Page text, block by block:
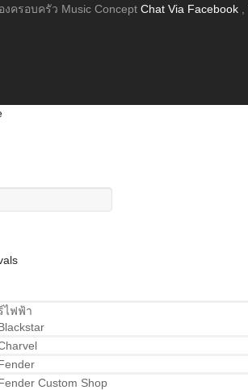
ครอบครัว Music Concept Chat Via Facebook
ไฟฟ้า
Custom Shop